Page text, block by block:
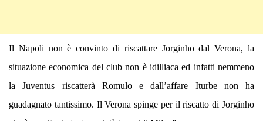
Il Napoli non è convinto di riscattare Jorginho dal Verona, la
situazione economica del club non è idilliaca ed infatti nemmeno
la Juventus riscatterà Romulo e dall’affare Iturbe non ha
guadagnato tantissimo. Il Verona spinge per il riscatto di Jorginho